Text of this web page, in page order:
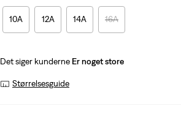
10A 12A 14A 16A
Det siger kunderne Er noget store
Størrelsesguide